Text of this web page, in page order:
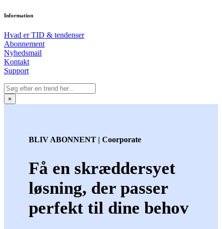
Information
Hvad er TID & tendenser
Abonnement
Nyhedsmail
Kontakt
Support
×
BLIV ABONNENT | Coorporate
Få en skræddersyet
løsning, der passer
perfekt til dine behov